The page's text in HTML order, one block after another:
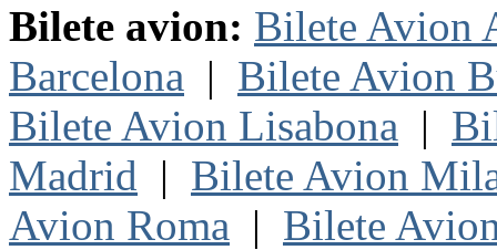
Bilete avion: Bilete Avion
Barcelona | Bilete Avion
Bilete Avion Lisabona |
Madrid | Bilete Avion
Avion Roma | Bilete